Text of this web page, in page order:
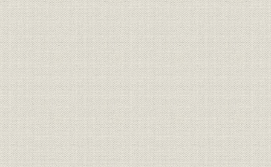
夏の甲子園事始め
天竜三郎の登場
ヒット曲の宝庫『ホームソング』誕生
クイズ、ドラマにも新境地
“お笑いのABC”へ
専属契約制
公開録音の全盛